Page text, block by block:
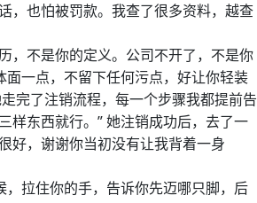
，也怕被罚款。我查了很多资料，越查
，不是你的定义。公司不开了，不是你
一点，不留下任何污点，好让你轻装
完了注销流程，每一个步骤我都提前告
样东西就行。” 她注销成功后，去了一
好，谢谢你当初没有让我背着一身
拉住你的手，告诉你先迈哪只脚，后